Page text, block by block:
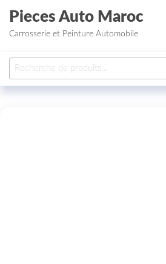
Aller au contenu
Pieces Auto Maroc
Carrosserie et Peinture Automobile
Recherche pour :